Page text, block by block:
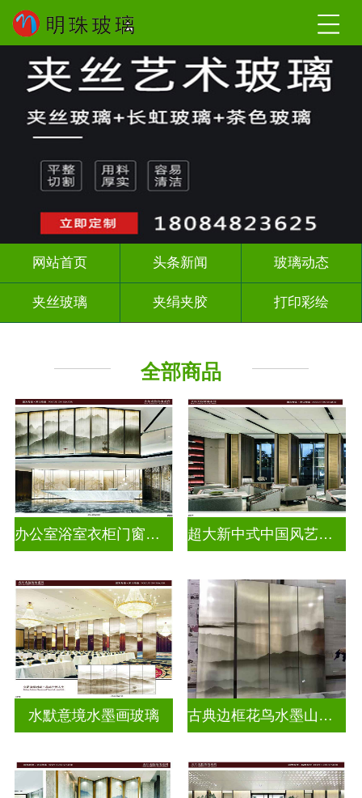
网站首页 头条新闻 玻璃动态
夹丝玻璃 夹绢夹胶 打印彩绘
全部商品
办公室浴室衣柜门窗户水墨画玻璃 超大新中式中国风艺术水墨山水画玻璃
水默意境水墨画玻璃 古典边框花鸟水墨山水画玻璃